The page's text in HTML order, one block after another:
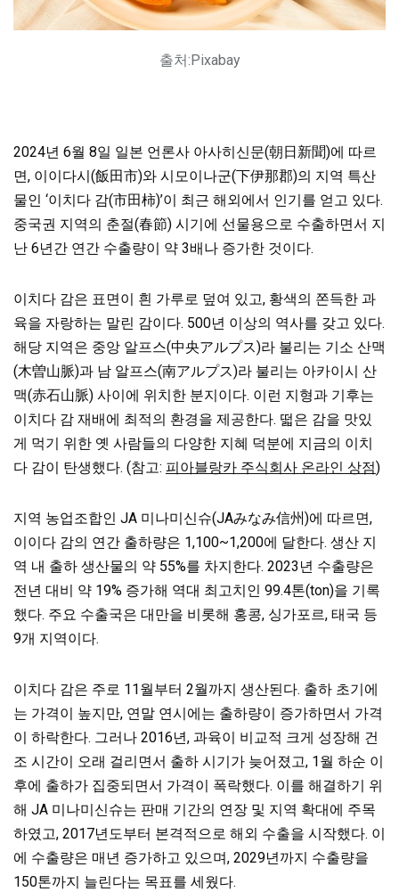
출처:Pixabay
2024년 6월 8일 일본 언론사 아사히신문(朝日新聞)에 따르
면, 이이다시(飯田市)와 시모이나군(下伊那郡)의 지역 특산
물인 ‘이치다 감(市田柿)’이 최근 해외에서 인기를 얻고 있다.
중국권 지역의 춘절(春節) 시기에 선물용으로 수출하면서 지
난 6년간 연간 수출량이 약 3배나 증가한 것이다.
이치다 감은 표면이 흰 가루로 덮여 있고, 황색의 쫀득한 과
육을 자랑하는 말린 감이다. 500년 이상의 역사를 갖고 있다.
해당 지역은 중앙 알프스(中央アルプス)라 불리는 기소 산맥
(木曽山脈)과 남 알프스(南アルプス)라 불리는 아카이시 산
맥(赤石山脈) 사이에 위치한 분지이다. 이런 지형과 기후는
이치다 감 재배에 최적의 환경을 제공한다. 떫은 감을 맛있
게 먹기 위한 옛 사람들의 다양한 지혜 덕분에 지금의 이치
다 감이 탄생했다. (참고: 피아블랑카 주식회사 온라인 상점)
지역 농업조합인 JA 미나미신슈(JAみなみ信州)에 따르면,
이이다 감의 연간 출하량은 1,100~1,200에 달한다. 생산 지
역 내 출하 생산물의 약 55%를 차지한다. 2023년 수출량은
전년 대비 약 19% 증가해 역대 최고치인 99.4톤(ton)을 기록
했다. 주요 수출국은 대만을 비롯해 홍콩, 싱가포르, 태국 등
9개 지역이다.
이치다 감은 주로 11월부터 2월까지 생산된다. 출하 초기에
는 가격이 높지만, 연말 연시에는 출하량이 증가하면서 가격
이 하락한다. 그러나 2016년, 과육이 비교적 크게 성장해 건
조 시간이 오래 걸리면서 출하 시기가 늦어졌고, 1월 하순 이
후에 출하가 집중되면서 가격이 폭락했다. 이를 해결하기 위
해 JA 미나미신슈는 판매 기간의 연장 및 지역 확대에 주목
하였고, 2017년도부터 본격적으로 해외 수출을 시작했다. 이
에 수출량은 매년 증가하고 있으며, 2029년까지 수출량을
150톤까지 늘린다는 목표를 세웠다.